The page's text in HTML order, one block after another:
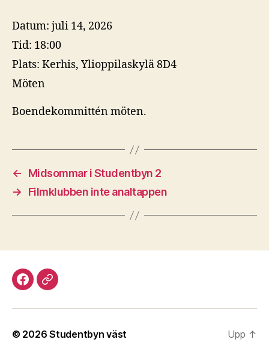
Datum: juli 14, 2026
Tid: 18:00
Plats: Kerhis, Ylioppilaskylä 8D4
Möten
Boendekommittén möten.
←
Midsommar i Studentbyn 2
→
Filmklubben inte analtappen
Facebook
Discord
© 2026Studentbyn väst Upp ↑